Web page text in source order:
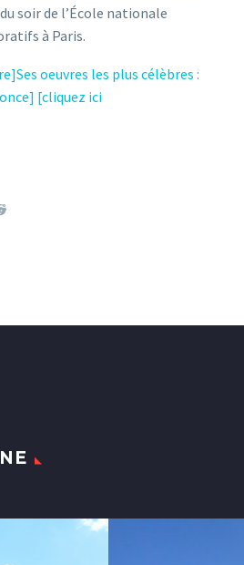
soir de l’École nationale
à Paris.
oeuvres les plus célèbres :
[cliquez ici